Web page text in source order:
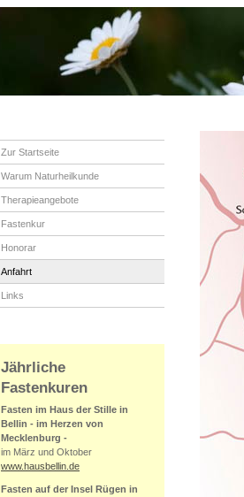
Zur Startseite
Warum Naturheilkunde
Therapieangebote
Fastenkur
Honorar
Anfahrt
Links
Jährliche
Fastenkuren
Fasten im Haus der Stille in
Bellin - im Herzen von
Mecklenburg -
im März und Oktober
www.hausbellin.de
Fasten auf der Insel Rügen in